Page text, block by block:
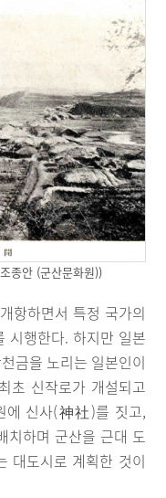
종안 (군산문화원))
항하면서 특정 국가의
시행한다. 하지만 일본
금을 노리는 일본인이
초 신작로가 개설되고
에 신사(神社)를 짓고,
치하며 군산을 근대 도
대도시로 계획한 것이